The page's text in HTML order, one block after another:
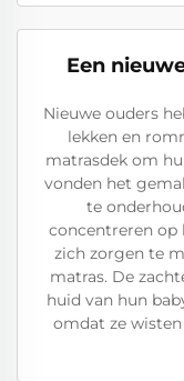
Een
Nieuwe ouders
lekken en
matrasdek om
vonden het
te
concentreren op
zich zorgen te
matras. De
huid van hun
omdat ze